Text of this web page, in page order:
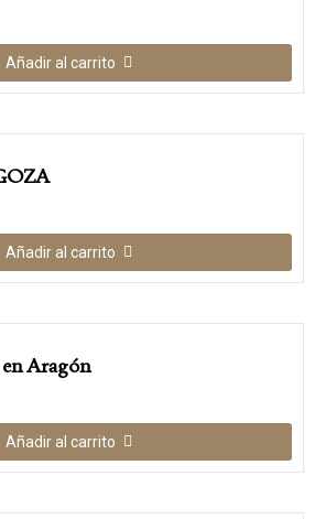
Añadir al carrito
Añadir al carrito
Aragón
Añadir al carrito